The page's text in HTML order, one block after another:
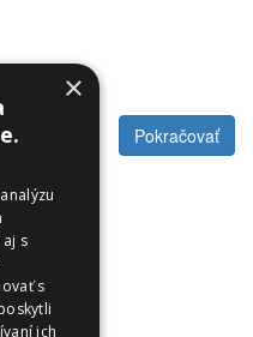
Pokračovať
×
s
s
ich